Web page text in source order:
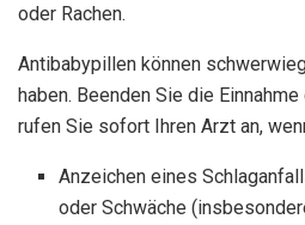
oder Rachen.
Antibabypillen können
haben. Beenden Sie die
rufen Sie sofort Ihren Arzt an,
Anzeichen eines
oder Schwäche